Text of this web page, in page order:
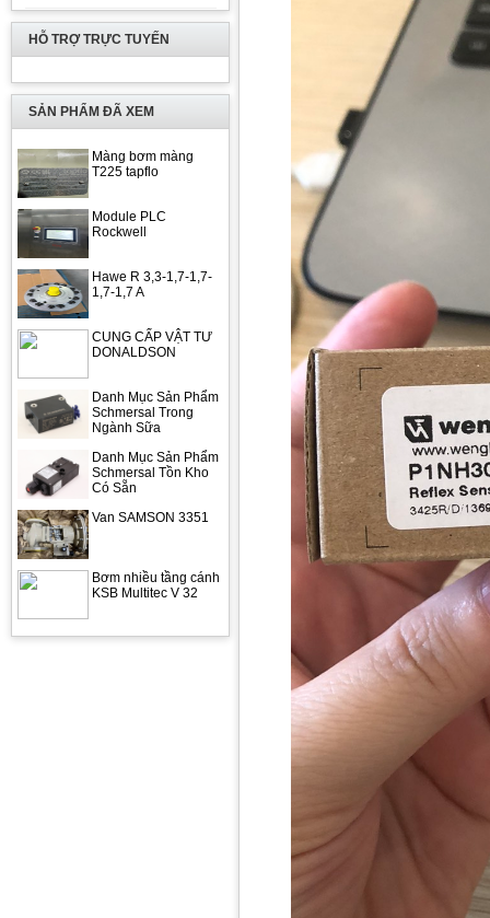
HỖ TRỢ TRỰC TUYẾN
SẢN PHẨM ĐÃ XEM
Màng bơm màng
T225 tapflo
Module PLC
Rockwell
Hawe R 3,3-1,7-1,7-
1,7-1,7 A
CUNG CẤP VẬT TƯ
DONALDSON
Danh Mục Sản Phẩm
Schmersal Trong
Ngành Sữa
Danh Mục Sản Phẩm
Schmersal Tồn Kho
Có Sẵn
Van SAMSON 3351
Bơm nhiều tầng cánh
KSB Multitec V 32